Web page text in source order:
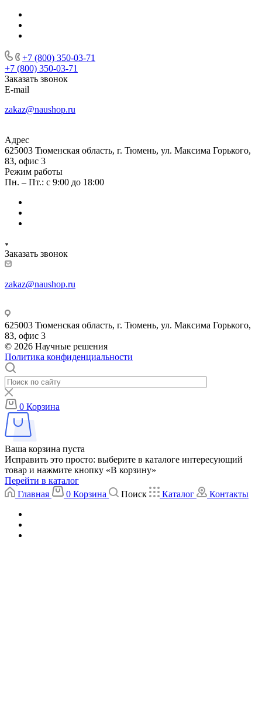
+7 (800) 350-03-71
+7 (800) 350-03-71
Заказать звонок
E-mail
zakaz@naushop.ru
Адрес
625003 Тюменская область, г. Тюмень, ул. Максима Горького,
83, офис 3
Режим работы
Пн. – Пт.: с 9:00 до 18:00
Заказать звонок
zakaz@naushop.ru
625003 Тюменская область, г. Тюмень, ул. Максима Горького,
83, офис 3
© 2026 Научные решения
Политика конфиденциальности
0 Корзина
Ваша корзина пуста
Исправить это просто: выберите в каталоге интересующий
товар и нажмите кнопку «В корзину»
Перейти в каталог
Главная
0 Корзина Поиск Каталог Контакты